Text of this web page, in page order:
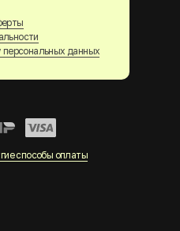
персональных данных
способы оплаты